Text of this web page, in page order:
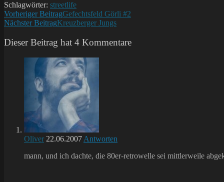
Schlagwörter: streetlife
Weitere
Artikel
ansehen
Vorheriger BeitragGefechtsfeld Görli #2
Nächster BeitragKreuzberger Jungs
Dieser Beitrag hat 4 Kommentare
Oliver 22.06.2007 Antworten
mann, und ich dachte, die 80er-retrowelle sei mittlerweile